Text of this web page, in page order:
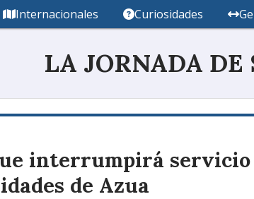
LA JORNADA
Internacionales Curiosidades
interrumpirá
de Azua